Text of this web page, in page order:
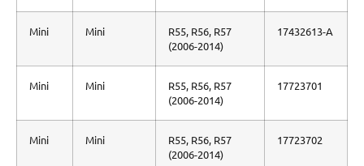
Mini Mini
R55, R56, R57
(2006-2014)
17432613-A
Mini Mini
R55, R56, R57
(2006-2014)
17723701
Mini Mini
R55, R56, R57
(2006-2014)
17723702